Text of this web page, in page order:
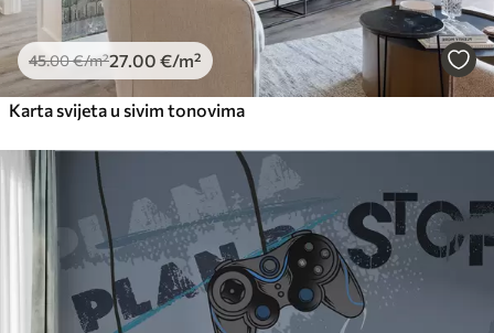
45.00€/m²27.00 €/m²
Karta svijeta u sivim tonovima